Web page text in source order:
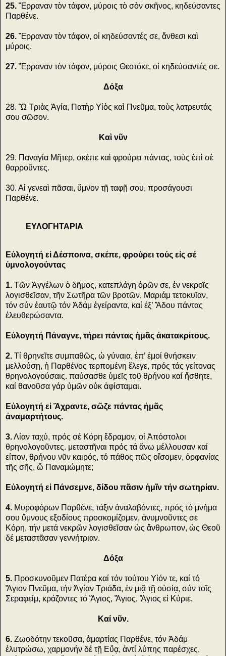
25. Ἔρραναν τὸν τάφον, μύροις τὸ σὸν σκῆνος, κηδεύσαντες
Παρθένε.
26. Ἔρραναν τὸν τάφον, οἱ κηδεύσαντές σε, ἄνθεσι καὶ
μύροις.
27. Ἔρραναν τὸν τάφον, μύροις Θεοτόκε, οἱ κηδεύσαντές σε.
Δόξα
28. Ὢ Τριὰς Ἁγία, Πατὴρ Υἱὸς καὶ Πνεῦμα, τοὺς λατρευτάς
σου σῶσον.
Καὶ νῦν
29. Παναγία Μῆτερ, σκέπε καὶ φρούρει πάντας, τοὺς ἐπὶ σὲ
θαρροῦντες.
30. Αἱ γενεαὶ πᾶσαι, ὕμνον τῇ ταφῇ σου, προσάγουσι
Παρθένε.
ΕΥΛΟΓΗΤΑΡΙΑ
Εὐλογητή εἰ Δέσποινα, σκέπε, φρούρει τούς εἰς σέ
ὑμνολογούντας
1. Τῶν Ἀγγέλων ὁ δῆμος, κατεπλάγη ὁρῶν σε, ἐν νεκροῖς
λογισθεῖσαν, τῆν Σωτῆρα τῶν βροτῶν, Μαριάμ τετοκυῖαν,
τόν σύν ἑαυτῷ τόν Ἀδάμ ἐγείραντα, καί ἐξ’ Ἄδου πάντας
ἐλευθερώσαντα.
Εὐλογητή Πάναγνε, τήρει πάντας ἡμᾶς ἀκατακρίτους.
2. Τί θρηνεῖτε συμπαθῶς, ὠ γύναια, ἐπ’ ἐμοί θνήσκειν
μελλούσῃ, ἡ Παρθένος τερπομένη ἔλεγε, πρός τάς γείτονας
θρηνολογούσαις. παύσασθε ὑμεῖς τοῦ θρήνου καί ἤσθητε,
καί θανοῦσα γάρ ὑμῶν οὐκ ἀφίσταμαι.
Εὐλογητή εἰ Ἄχραντε, σῶζε πάντας ἡμᾶς
ἀναμαρτήτους.
3.Λίαν ταχύ, πρός σέ Κόρη ἔδραμον, οἱ Ἁπόστολοι
θρηνολογοῦντες. μεταστῆναι πρός τά ἄνω μέλλουσαν καί
είπον, θρήνου νῦν καιρός, τό πάθος πῶς οἴσομεν, ὀρφανίας
τῆς σῆς, ὤ Παναμώμητε;
Εὐλογητή εἰ Πάνσεμνε, δίδου πᾶσιν ἡμῖν τήν σωτηρίαν.
4. Μυροφόρων Παρθένε, τάξιν ἀναλαβόντες, πρός τό μνὴμα
σου ὕμνους εξοδίους προσκομίζομεν, ἀνυμνοῦντες σε
Κόρη, τήν μετά νεκρῶν λογισθεῖσαν ὡς ἄνθρωπον, ὡς Θεοῦ
δέ μεταστᾶσαν γεννήτριαν.
Δόξα
5. Προσκυνοῦμεν Πατέρα καί τόν τούτου Υἱόν τε, καί τό
Ἅγιον Πνεῦμα, τήν Ἁγίαν Τριάδα, ἐν μιᾷ τῇ οὐσίᾳ, σύν τοῖς
Σεραφείμ, κράζοντες τό Ἅγιος, Ἅγιος, Ἅγιος εἰ Κύριε.
Καί νῦν.
6. Ζωοδότην τεκοῦσα, ἁμαρτίας Παρθένε, τόν Ἀδάμ
ἐλυτρώσω, χαρμονήν δέ τῇ Εὔᾳ, ἀντί λύπης παρέσχες,